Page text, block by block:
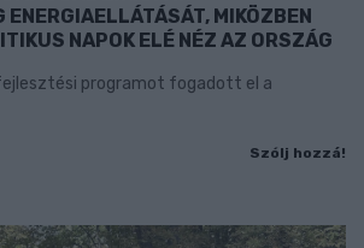
ENERGIAELLÁTÁSÁT, MIKÖZBEN
NAPOK ELÉ NÉZ AZ ORSZÁG
programot fogadott el a
Szólj hozzá!